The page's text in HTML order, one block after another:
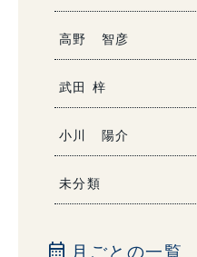
高野 智彦
武田 梓
小川 陽介
未分類
calendar_month 月ごとの一覧